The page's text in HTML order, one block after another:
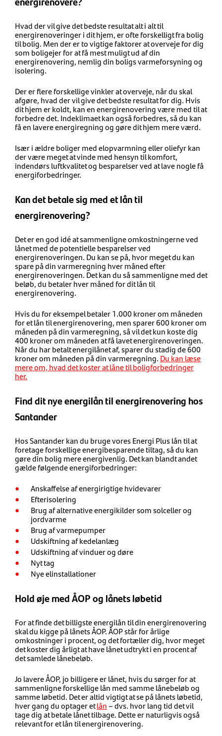
Hvad der vil give det bedste resultat alt i alt til
energirenoveringer i dit hjem, er ofte forskelligt fra bolig
til bolig. Men der er to vigtige faktorer at overveje for dig
som boligejer for at få mest muligt ud af din
energirenovering, nemlig din boligs varmeforsyning og
isolering.
Der er flere forskellige vinkler at overveje, når du skal
afgøre, hvad der vil give det bedste resultat for dig. Hvis
dit hjem er koldt, kan en energirenovering være med til at
forbedre det. Indeklimaet kan også forbedres, så du kan
få en lavere energiregning og gøre dit hjem mere værd.
Især i ældre boliger med elopvarmning eller oliefyr kan
der være meget at vinde med hensyn til komfort,
indendørs luftkvalitet og besparelser ved at lave nogle få
energiforbedringer.
Kan det betale sig med et lån til
energirenovering?
Det er en god idé at sammenligne omkostningerne ved
lånet med de potentielle besparelser ved
energirenoveringen. Du kan se på, hvor meget du kan
spare på din varmeregning hver måned efter
energirenoveringen. Det kan du så sammenligne med det
beløb, du betaler hver måned for dit lån til
energirenovering.
Hvis du for eksempel betaler 1.000 kroner om måneden
for et lån til energirenovering, men sparer 600 kroner om
måneden på din varmeregning, så vil det kun koste dig
400 kroner om måneden at få lavet energirenoveringen.
Når du har betalt energilånet af, sparer du stadig de 600
kroner om måneden på din varmeregning. Du kan læse
mere om, hvad det koster at låne til boligforbedringer
her.
Find dit nye energilån til energirenovering hos
Santander
Hos Santander kan du bruge vores Energi Plus lån til at
foretage forskellige energibesparende tiltag, så du kan
gøre din bolig mere energivenlig. Det kan blandt andet
gælde følgende energiforbedringer:
Anskaffelse af energirigtige hvidevarer
Efterisolering
Brug af alternative energikilder som solceller og
jordvarme
Brug af varmepumper
Udskiftning af kedelanlæg
Udskiftning af vinduer og døre
Nyt tag
Nye elinstallationer
Hold øje med ÅOP og lånets løbetid
For at finde det billigste energilån til din energirenovering
skal du kigge på lånets ÅOP. ÅOP står for årlige
omkostninger i procent, og det fortæller dig, hvor meget
det koster dig årligt at have lånet udtrykt i en procent af
det samlede lånebeløb.
Jo lavere ÅOP, jo billigere er lånet, hvis du sørger for at
sammenligne forskellige lån med samme lånebeløb og
samme løbetid. Det er altid vigtigt at se på lånets løbetid,
hver gang du optager etlån– dvs. hvor lang tid det vil
tage dig at betale lånet tilbage. Dette er naturligvis også
relevant for et lån til energirenovering.